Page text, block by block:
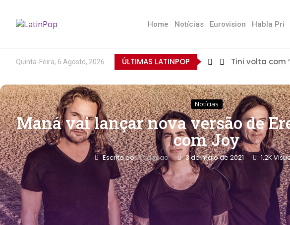
Home Notícias Eurovision Habla Pri
Quinta-Feira, 6 Agosto, 2026 ÚLTIMAS LATINPOP Tini volta com
Notícias
Maná vai lançar nova versão de
com Joy
Escrito porRedacao 3 de maio de 2021 1,2K